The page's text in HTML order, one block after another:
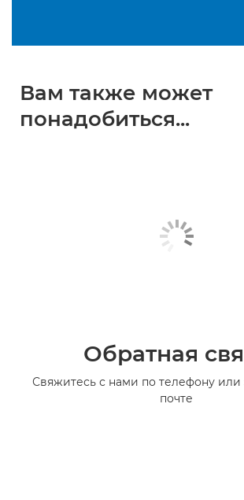
Вам также может
понадобиться...
Обратная
Свяжитесь с нами по телефону или
почте